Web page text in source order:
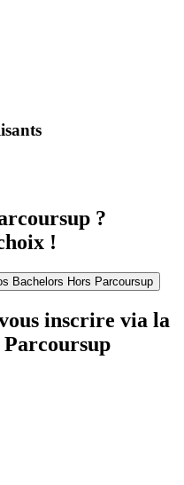
?
!
Bachelors Hors Parcoursup
inscrire via la
Parcoursup